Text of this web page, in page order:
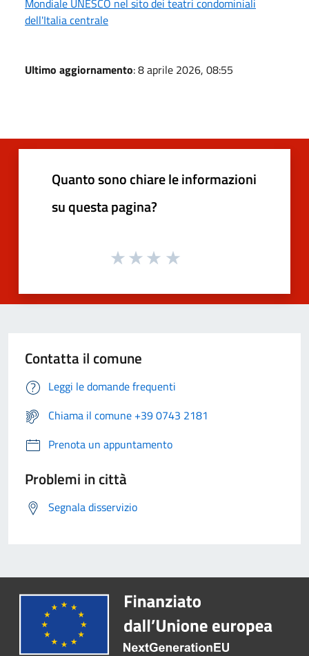
dell'Italia centrale
Ultimo aggiornamento: 8 aprile 2026, 08:55
Quanto sono chiare le informazioni
su questa pagina?
Contatta il comune
Leggi le domande frequenti
Chiama il comune +39 0743 2181
Prenota un appuntamento
Problemi in città
Segnala disservizio